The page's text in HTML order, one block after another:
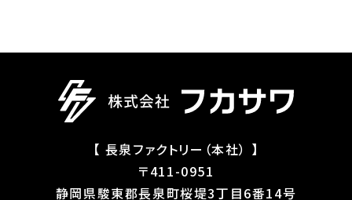
【 長泉ファクトリー（本社） 】
〒411-0951
静岡県駿東郡長泉町桜堤3丁目6番14号